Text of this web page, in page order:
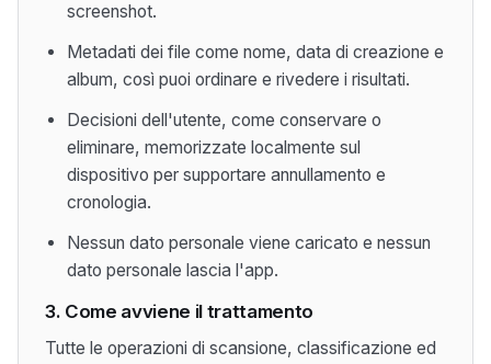
screenshot.
Metadati dei file come nome, data di creazione e
album, così puoi ordinare e rivedere i risultati.
Decisioni dell'utente, come conservare o
eliminare, memorizzate localmente sul
dispositivo per supportare annullamento e
cronologia.
Nessun dato personale viene caricato e nessun
dato personale lascia l'app.
3. Come avviene il trattamento
Tutte le operazioni di scansione, classificazione ed